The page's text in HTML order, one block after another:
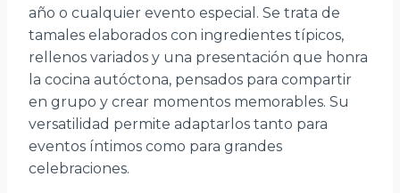
año o cualquier evento especial. Se trata de
tamales elaborados con ingredientes típicos,
rellenos variados y una presentación que honra
la cocina autóctona, pensados para compartir
en grupo y crear momentos memorables. Su
versatilidad permite adaptarlos tanto para
eventos íntimos como para grandes
celebraciones.